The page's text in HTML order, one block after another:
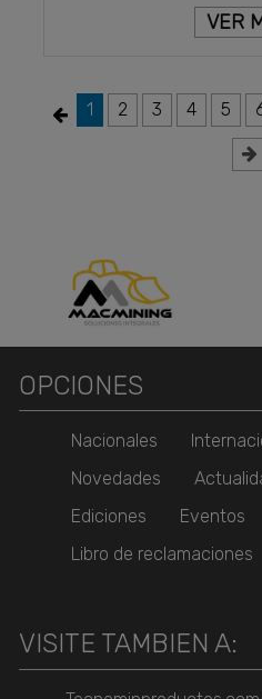
VER
1 2 3 4 5
OPCIONES
Nacionales
Novedades
Ediciones
Eventos
Libro de reclamaciones
VISITE TAMBIEN A: